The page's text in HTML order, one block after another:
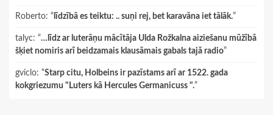
Roberto: “ līdzībā es teiktu: .. suņi rej, bet karavāna iet tālāk.”
talyc: “…līdz ar luterāņu mācītāja Ulda Rožkalna aiziešanu mūžībā
šķiet nomiris arī beidzamais klausāmais gabals tajā radio”
gviclo: “Starp citu, Holbeins ir pazīstams arī ar 1522. gada
kokgriezumu "Luters kā Hercules Germanicuss ".”